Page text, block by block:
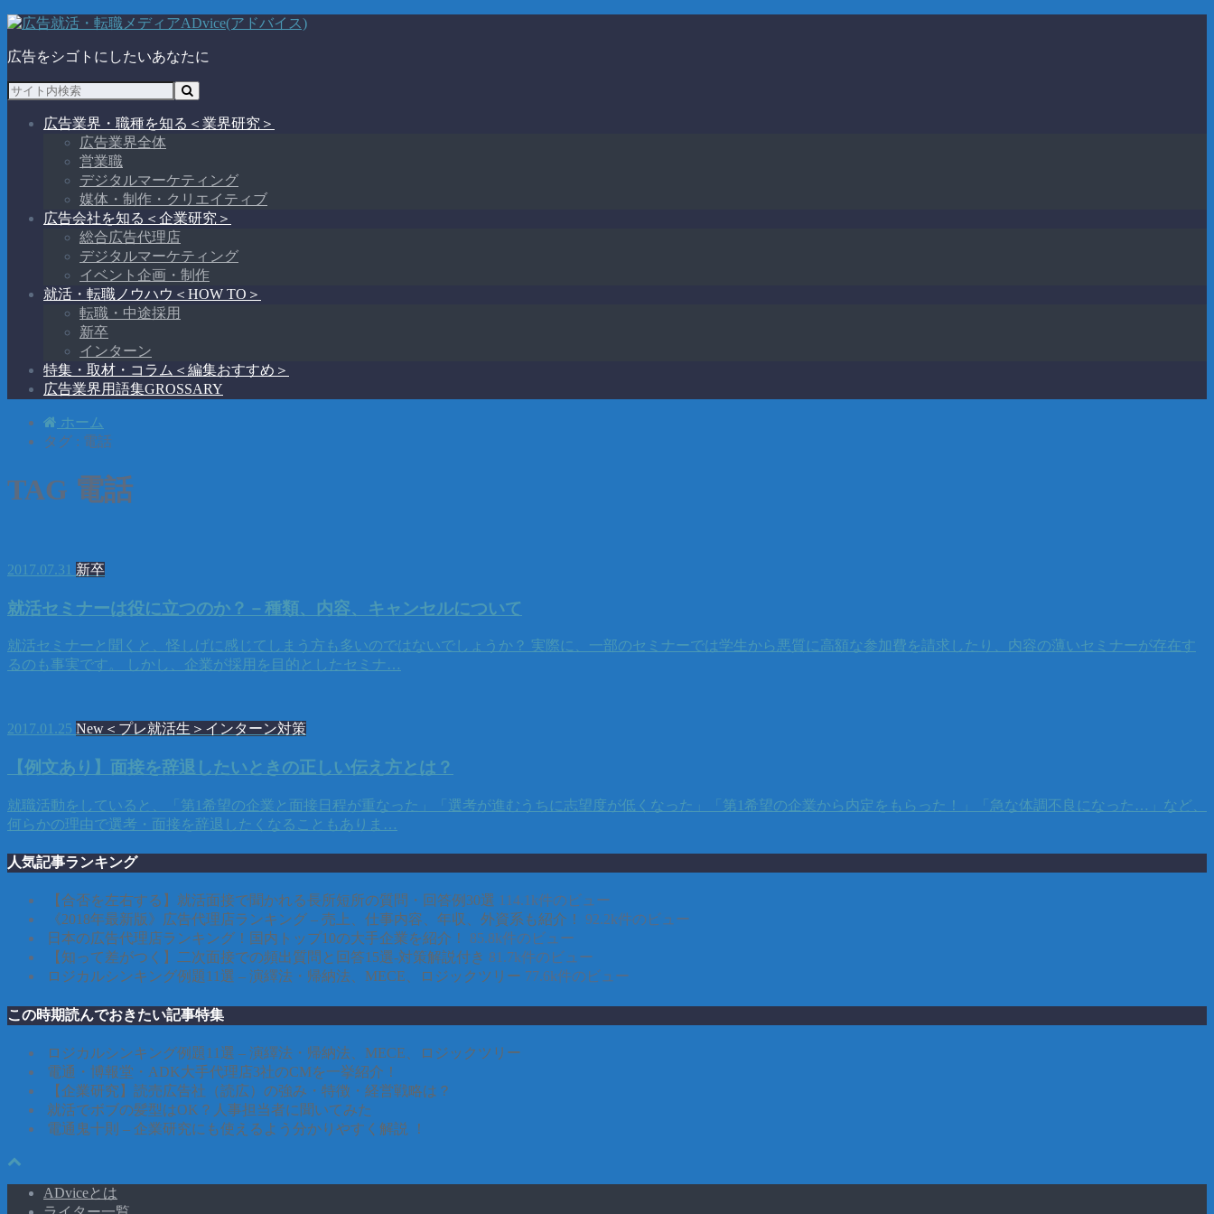
広告をシゴトにしたいあなたに
広告業界・職種を知る ＜業界研究＞
広告業界全体
営業職
デジタルマーケティング
媒体・制作・クリエイティブ
広告会社を知る ＜企業研究＞
総合広告代理店
デジタルマーケティング
イベント企画・制作
就活・転職ノウハウ ＜HOW TO＞
転職・中途採用
新卒
インターン
特集・取材・コラム ＜編集おすすめ＞
広告業界用語集GROSSARY
ホーム
タグ : 電話
TAG 電話
2017.07.31 新卒
就活セミナーは役に立つのか？－種類、内容、キャンセルについて
就活セミナーと聞くと、怪しげに感じてしまう方も多いのではないでしょうか？ 実際に、一部のセミナーでは学生から悪質に高額な参加費を請求したり、内容の薄いセミナーが存在す
るのも事実です。 しかし、企業が採用を目的としたセミナ…
2017.01.25 New＜プレ就活生＞インターン対策
【例文あり】面接を辞退したいときの正しい伝え方とは？
就職活動をしていると、「第1希望の企業と面接日程が重なった」「選考が進むうちに志望度が低くなった」「第1希望の企業から内定をもらった！」「急な体調不良になった…」など、
何らかの理由で選考・面接を辞退したくなることもありま…
人気記事ランキング
【合否を左右する】就活面接で聞かれる長所短所の質問・回答例30選 114.1k件のビュー
《2018年最新版》広告代理店ランキング – 売上、仕事内容、年収、外資系も紹介！
92.2k件のビュー
日本の広告代理店ランキング！国内トップ10の大手企業を紹介！
85.8k件のビュー
【知って差がつく】二次面接での頻出質問と回答15選-対策解説付き 81.7k件のビュー
ロジカルシンキング例題11選 – 演繹法・帰納法、MECE、ロジックツリー 77.6k件のビュー
この時期読んでおきたい記事特集
ロジカルシンキング例題11選 – 演繹法・帰納法、MECE、ロジックツリー
電通・博報堂・ADK大手代理店3社のCMを一挙紹介！
【企業研究】読売広告社（読広）の強み・特徴・経営戦略は？
就活でボブの髪型はOK？人事担当者に聞いてみた
電通鬼十則 – 企業研究にも使えるよう分かりやすく解説 ！
ADviceとは